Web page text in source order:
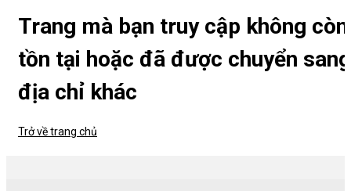
Trang mà bạn truy cập không còn
tồn tại hoặc đã được chuyển sang
địa chỉ khác
Trở về trang chủ